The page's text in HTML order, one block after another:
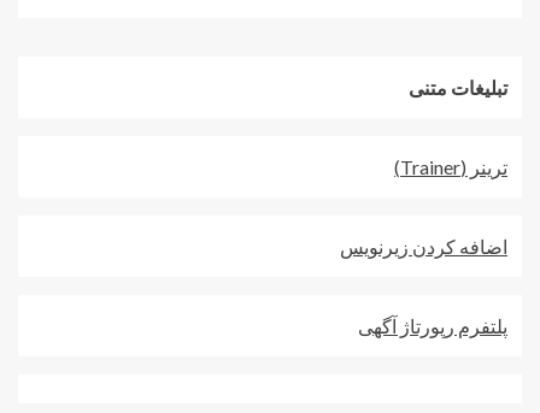
تبلیغات متنی
ترينر (Trainer)
اضافه کردن زيرنويس
پلتفرم رپورتاژ آگهی